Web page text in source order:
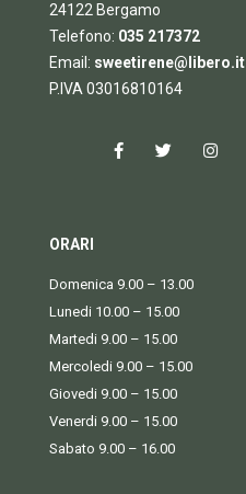
24122 Bergamo
Telefono: 035 217372
Email: sweetirene@libero.it
P.IVA 03016810164
ORARI
Domenica 9.00 – 13.00
Lunedi 10.00 – 15.00
Martedi 9.00 – 15.00
Mercoledi 9.00 – 15.00
Giovedi 9.00 – 15.00
Venerdi 9.00 – 15.00
Sabato 9.00 – 16.00